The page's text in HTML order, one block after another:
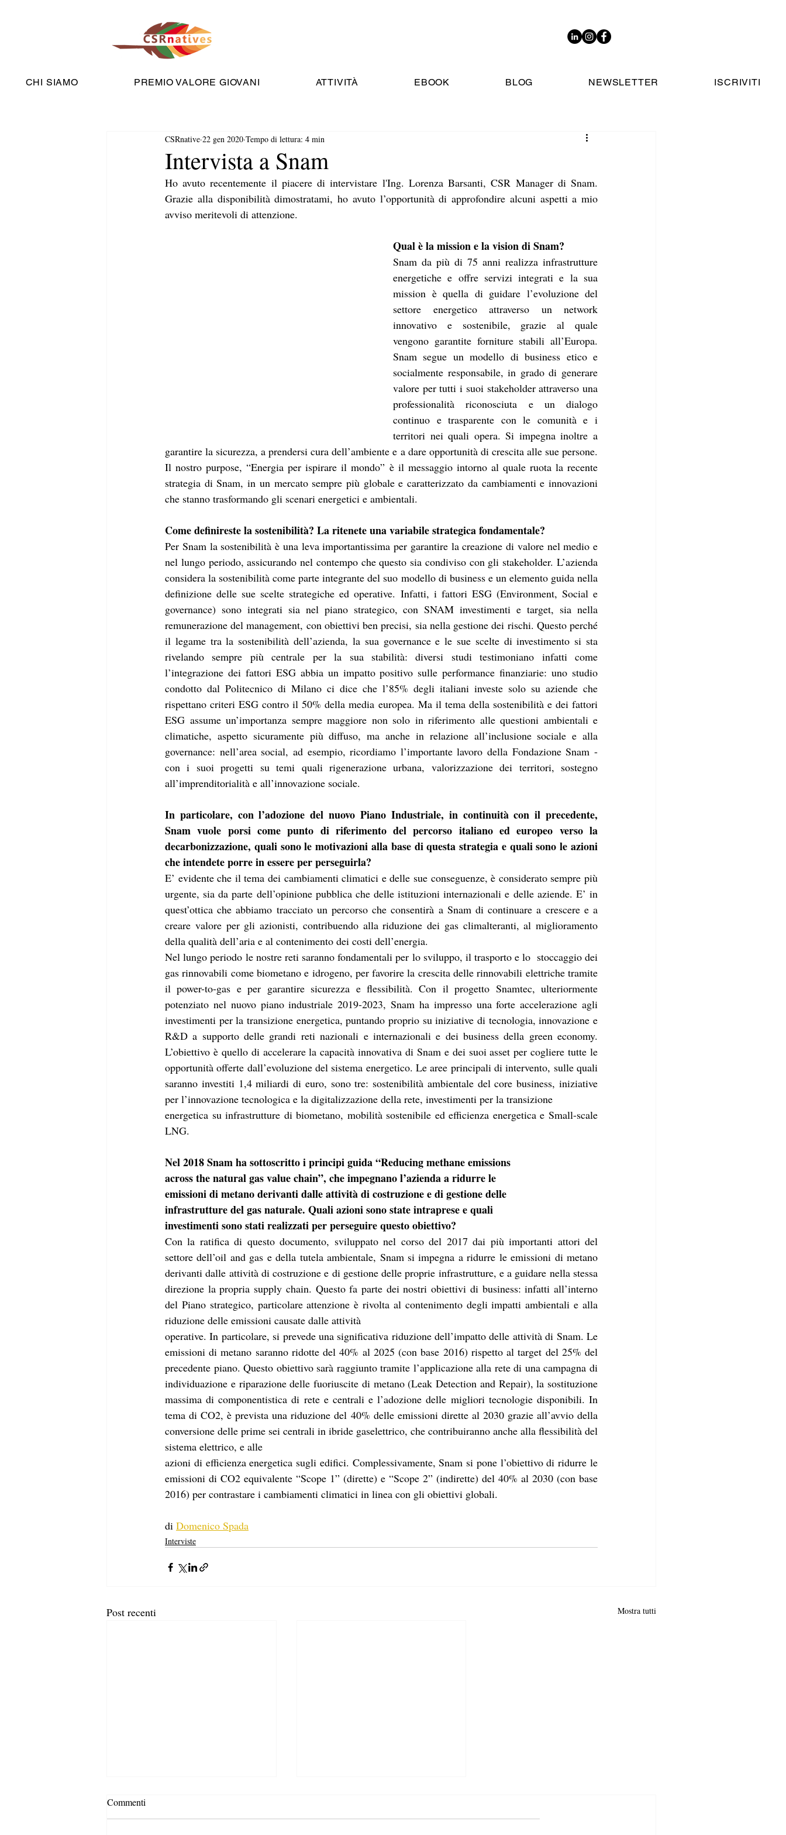
CHI SIAMO PREMIO VALORE GIOVANI ATTIVITÀ EBOOK BLOG NEWSLETTER ISCRIVITI
Intervista a Snam
CSRnative 22 gen 2020 Tempo di lettura: 4 min
Ho avuto recentemente il piacere di intervistare l'Ing. Lorenza Barsanti, CSR Manager di Snam.
Grazie alla disponibilità dimostratami, ho avuto l’opportunità di approfondire alcuni aspetti a mio
avviso meritevoli di attenzione.
Qual è la mission e la vision di Snam?
Snam da più di 75 anni realizza infrastrutture
energetiche e offre servizi integrati e la sua
mission è quella di guidare l’evoluzione del
settore energetico attraverso un network
innovativo e sostenibile, grazie al quale
vengono garantite forniture stabili all’Europa.
Snam segue un modello di business etico e
socialmente responsabile, in grado di generare
valore per tutti i suoi stakeholder attraverso una
professionalità riconosciuta e un dialogo
continuo e trasparente con le comunità e i
territori nei quali opera. Si impegna inoltre a
garantire la sicurezza, a prendersi cura dell’ambiente e a dare opportunità di crescita alle sue persone.
Il nostro purpose, “Energia per ispirare il mondo” è il messaggio intorno al quale ruota la recente
strategia di Snam, in un mercato sempre più globale e caratterizzato da cambiamenti e innovazioni
che stanno trasformando gli scenari energetici e ambientali.
Come definireste la sostenibilità? La ritenete una variabile strategica fondamentale?
Per Snam la sostenibilità è una leva importantissima per garantire la creazione di valore nel medio e
nel lungo periodo, assicurando nel contempo che questo sia condiviso con gli stakeholder. L’azienda
considera la sostenibilità come parte integrante del suo modello di business e un elemento guida nella
definizione delle sue scelte strategiche ed operative. Infatti, i fattori ESG (Environment, Social e
governance) sono integrati sia nel piano strategico, con SNAM investimenti e target, sia nella
remunerazione del management, con obiettivi ben precisi, sia nella gestione dei rischi. Questo perché
il legame tra la sostenibilità dell’azienda, la sua governance e le sue scelte di investimento si sta
rivelando sempre più centrale per la sua stabilità: diversi studi testimoniano infatti come
l’integrazione dei fattori ESG abbia un impatto positivo sulle performance finanziarie: uno studio
condotto dal Politecnico di Milano ci dice che l’85% degli italiani investe solo su aziende che
rispettano criteri ESG contro il 50% della media europea. Ma il tema della sostenibilità e dei fattori
ESG assume un’importanza sempre maggiore non solo in riferimento alle questioni ambientali e
climatiche, aspetto sicuramente più diffuso, ma anche in relazione all’inclusione sociale e alla
governance: nell’area social, ad esempio, ricordiamo l’importante lavoro della Fondazione Snam -
con i suoi progetti su temi quali rigenerazione urbana, valorizzazione dei territori, sostegno
all’imprenditorialità e all’innovazione sociale.
In particolare, con l’adozione del nuovo Piano Industriale, in continuità con il precedente,
Snam vuole porsi come punto di riferimento del percorso italiano ed europeo verso la
decarbonizzazione, quali sono le motivazioni alla base di questa strategia e quali sono le azioni
che intendete porre in essere per perseguirla?
E’ evidente che il tema dei cambiamenti climatici e delle sue conseguenze, è considerato sempre più
urgente, sia da parte dell’opinione pubblica che delle istituzioni internazionali e delle aziende. E’ in
quest’ottica che abbiamo tracciato un percorso che consentirà a Snam di continuare a crescere e a
creare valore per gli azionisti, contribuendo alla riduzione dei gas climalteranti, al miglioramento
della qualità dell’aria e al contenimento dei costi dell’energia.
Nel lungo periodo le nostre reti saranno fondamentali per lo sviluppo, il trasporto e lo  stoccaggio dei
gas rinnovabili come biometano e idrogeno, per favorire la crescita delle rinnovabili elettriche tramite
il power-to-gas e per garantire sicurezza e flessibilità. Con il progetto Snamtec, ulteriormente
potenziato nel nuovo piano industriale 2019-2023, Snam ha impresso una forte accelerazione agli
investimenti per la transizione energetica, puntando proprio su iniziative di tecnologia, innovazione e
R&D a supporto delle grandi reti nazionali e internazionali e dei business della green economy.
L’obiettivo è quello di accelerare la capacità innovativa di Snam e dei suoi asset per cogliere tutte le
opportunità offerte dall’evoluzione del sistema energetico. Le aree principali di intervento, sulle quali
saranno investiti 1,4 miliardi di euro, sono tre: sostenibilità ambientale del core business, iniziative
per l’innovazione tecnologica e la digitalizzazione della rete, investimenti per la transizione
energetica su infrastrutture di biometano, mobilità sostenibile ed efficienza energetica e Small-scale
LNG.
Nel 2018 Snam ha sottoscritto i principi guida “Reducing methane emissions
across the natural gas value chain”, che impegnano l’azienda a ridurre le
emissioni di metano derivanti dalle attività di costruzione e di gestione delle
infrastrutture del gas naturale. Quali azioni sono state intraprese e quali
investimenti sono stati realizzati per perseguire questo obiettivo?
Con la ratifica di questo documento, sviluppato nel corso del 2017 dai più importanti attori del
settore dell’oil and gas e della tutela ambientale, Snam si impegna a ridurre le emissioni di metano
derivanti dalle attività di costruzione e di gestione delle proprie infrastrutture, e a guidare nella stessa
direzione la propria supply chain. Questo fa parte dei nostri obiettivi di business: infatti all’interno
del Piano strategico, particolare attenzione è rivolta al contenimento degli impatti ambientali e alla
riduzione delle emissioni causate dalle attività
operative. In particolare, si prevede una significativa riduzione dell’impatto delle attività di Snam. Le
emissioni di metano saranno ridotte del 40% al 2025 (con base 2016) rispetto al target del 25% del
precedente piano. Questo obiettivo sarà raggiunto tramite l’applicazione alla rete di una campagna di
individuazione e riparazione delle fuoriuscite di metano (Leak Detection and Repair), la sostituzione
massima di componentistica di rete e centrali e l’adozione delle migliori tecnologie disponibili. In
tema di CO2, è prevista una riduzione del 40% delle emissioni dirette al 2030 grazie all’avvio della
conversione delle prime sei centrali in ibride gaselettrico, che contribuiranno anche alla flessibilità del
sistema elettrico, e alle
azioni di efficienza energetica sugli edifici. Complessivamente, Snam si pone l’obiettivo di ridurre le
emissioni di CO2 equivalente “Scope 1” (dirette) e “Scope 2” (indirette) del 40% al 2030 (con base
2016) per contrastare i cambiamenti climatici in linea con gli obiettivi globali.
di Domenico Spada
Interviste
Post recenti Mostra tutti
Commenti